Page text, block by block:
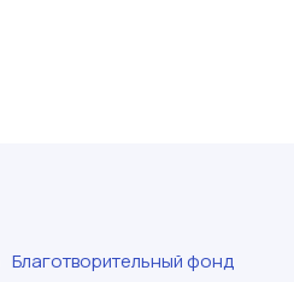
Благотворительный фонд